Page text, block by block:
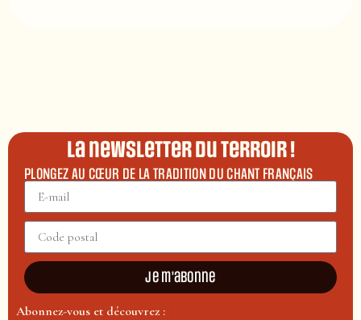
La newsletter du terroir !
PLONGEZ AU CŒUR DE LA TRADITION DU CHANT FRANÇAIS
Je m'abonne
Abonnez-vous et découvrez :